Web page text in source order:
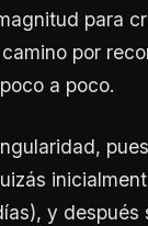
para
por
a poco.
y después